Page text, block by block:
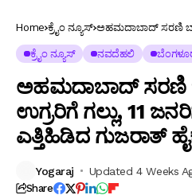
Home ಕ್ರೈಂ ನ್ಯೂಸ್ ಅಹಮದಾಬಾದ್ ಸರಣಿ
ಕ್ರೈಂ ನ್ಯೂಸ್ ನವದೆಹಲಿ
ಅಹಮದಾಬಾದ್ ಸರಣಿ
ಉಗ್ರರಿಗೆ ಗಲ್ಲು, 11
ಎತ್ತಿಹಿಡಿದ ಗುಜರಾತ್
Yogaraj Updated 4 Weeks
Share